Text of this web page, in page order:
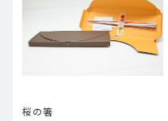
桜の箸